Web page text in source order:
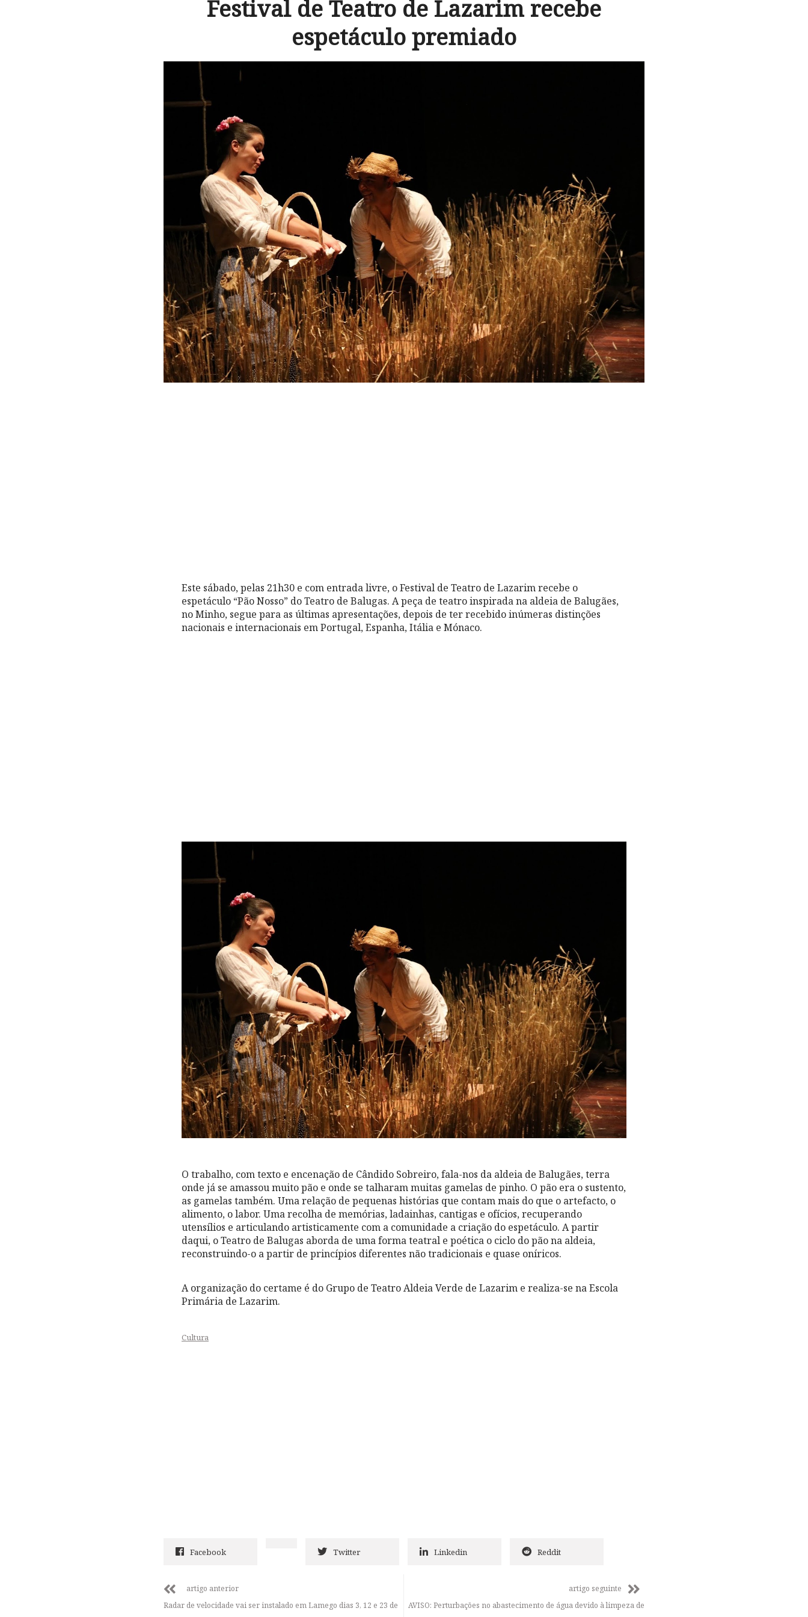
Festival de Teatro de Lazarim recebe
espetáculo premiado
Este sábado, pelas 21h30 e com entrada livre, o Festival de Teatro de Lazarim recebe o
espetáculo “Pão Nosso” do Teatro de Balugas. A peça de teatro inspirada na aldeia de Balugães,
no Minho, segue para as últimas apresentações, depois de ter recebido inúmeras distinções
nacionais e internacionais em Portugal, Espanha, Itália e Mónaco.
O trabalho, com texto e encenação de Cândido Sobreiro, fala-nos da aldeia de Balugães, terra
onde já se amassou muito pão e onde se talharam muitas gamelas de pinho. O pão era o sustento,
as gamelas também. Uma relação de pequenas histórias que contam mais do que o artefacto, o
alimento, o labor. Uma recolha de memórias, ladainhas, cantigas e ofícios, recuperando
utensílios e articulando artisticamente com a comunidade a criação do espetáculo. A partir
daqui, o Teatro de Balugas aborda de uma forma teatral e poética o ciclo do pão na aldeia,
reconstruindo-o a partir de princípios diferentes não tradicionais e quase oníricos.
A organização do certame é do Grupo de Teatro Aldeia Verde de Lazarim e realiza-se na Escola
Primária de Lazarim.
Cultura
Facebook Twitter Linkedin Reddit
artigo anterior
Radar de velocidade vai ser instalado em Lamego dias 3, 12 e 23 de
artigo seguinte
AVISO: Perturbações no abastecimento de água devido à limpeza de